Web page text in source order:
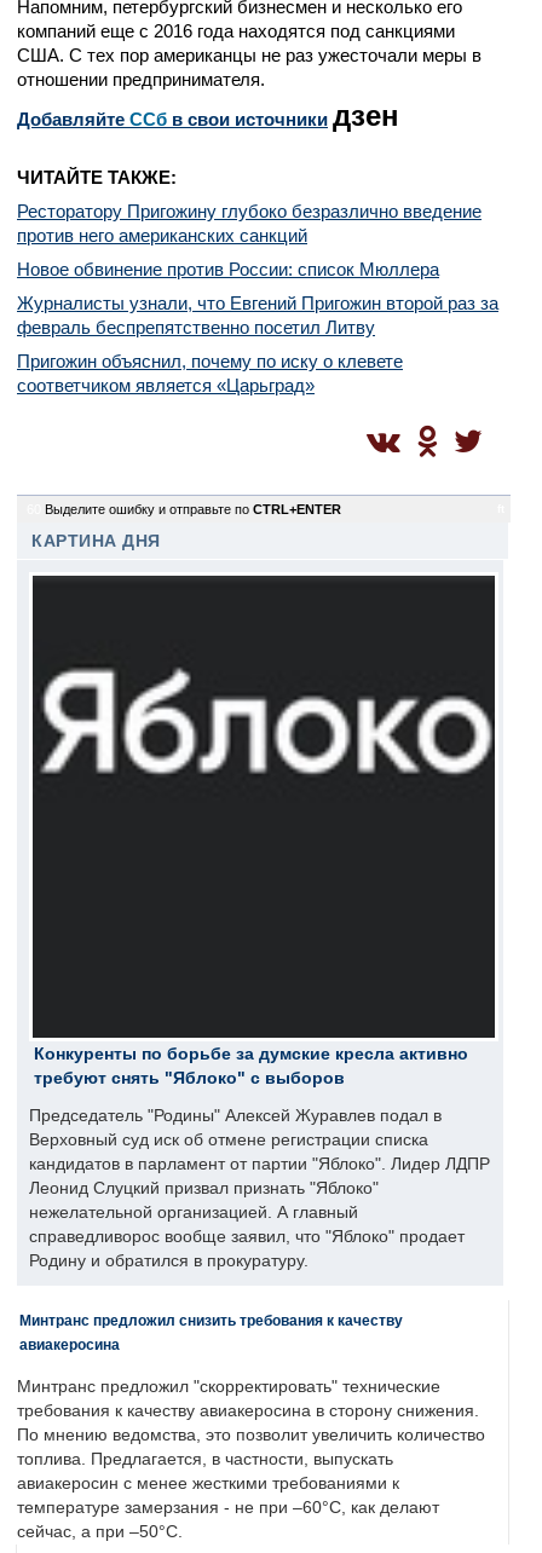
Напомним, петербургский бизнесмен и несколько его
компаний еще с 2016 года находятся под санкциями
США. С тех пор американцы не раз ужесточали меры в
отношении предпринимателя.
Добавляйте CСб в свои источники дзен
ЧИТАЙТЕ ТАКЖЕ:
Ресторатору Пригожину глубоко безразлично введение
против него американских санкций
Новое обвинение против России: список Мюллера
Журналисты узнали, что Евгений Пригожин второй раз за
февраль беспрепятственно посетил Литву
Пригожин объяснил, почему по иску о клевете
соответчиком является «Царьград»
Выделите ошибку и отправьте по CTRL+ENTER
КАРТИНА ДНЯ
Конкуренты по борьбе за думские кресла активно
требуют снять "Яблоко" с выборов
Председатель "Родины" Алексей Журавлев подал в
Верховный суд иск об отмене регистрации списка
кандидатов в парламент от партии "Яблоко". Лидер ЛДПР
Леонид Слуцкий призвал признать "Яблоко"
нежелательной организацией. А главный
справедливорос вообще заявил, что "Яблоко" продает
Родину и обратился в прокуратуру.
Минтранс предложил снизить требования к качеству
авиакеросина
Минтранс предложил "скорректировать" технические
требования к качеству авиакеросина в сторону снижения.
По мнению ведомства, это позволит увеличить количество
топлива. Предлагается, в частности, выпускать
авиакеросин с менее жесткими требованиями к
температуре замерзания - не при –60°C, как делают
сейчас, а при –50°C.